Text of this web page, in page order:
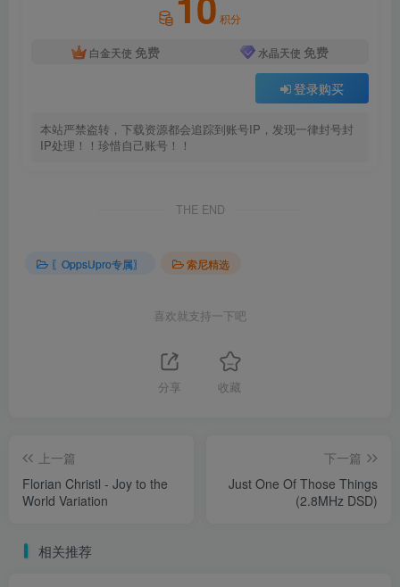
积分
白金天使 免费 水晶天使 免费
登录购买
本站严禁盗转，下载资源都会追踪到账号IP，发现一律封号封
IP处理！！珍惜自己账号！！
THE END
〖OppsUpro专属〗 索尼精选
喜欢就支持一下吧
分享 收藏
上一篇
Florian Christl - Joy to the
World Variation
下一篇
Just One Of Those Things
(2.8MHz DSD)
相关推荐